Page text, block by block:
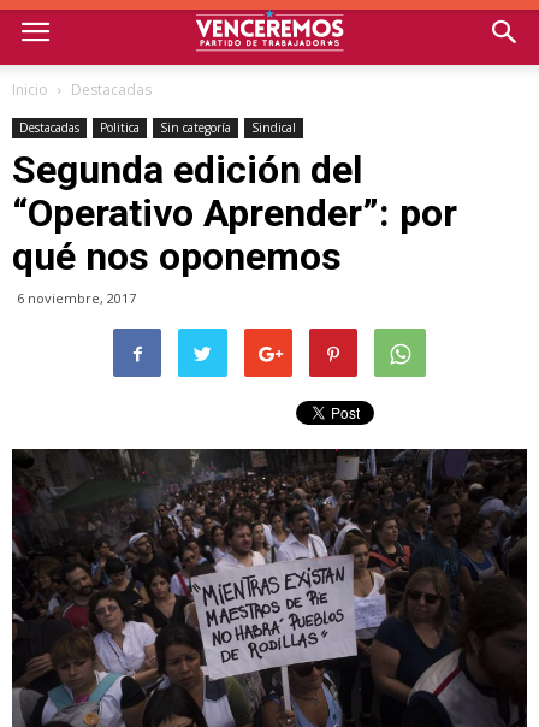
Inicio Destacadas
Destacadas Politica Sin categoría Sindical
Segunda edición del
“Operativo Aprender”: por
qué nos oponemos
6 noviembre, 2017